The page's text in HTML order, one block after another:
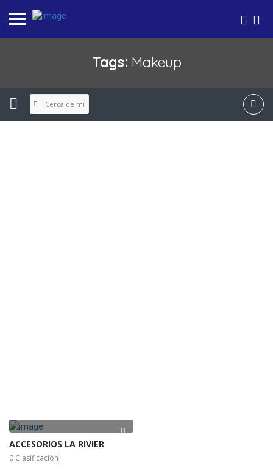
Tags: Makeup
Cerca de mí
ACCESORIOS LA RIVIER
0 Clasificación